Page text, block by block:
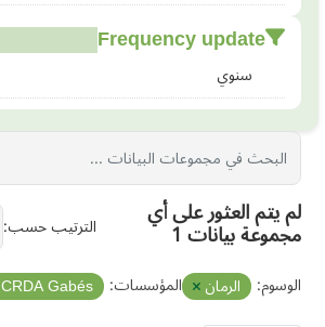
Frequency update
سنوي
الترتيب حسب لم يتم العثور على أي
مجموعة بيانات 1
الوسوم: الرمان المؤسسات: CRDA Gabés